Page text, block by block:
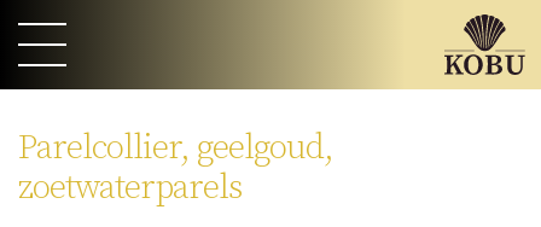
Parelcollier, geelgoud,
zoetwaterparels